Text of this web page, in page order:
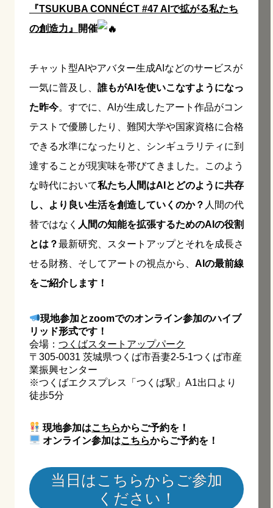
『TSUKUBA CONNÉCT #47 AIで拡がる私たち
の創造力』
開催
チャット型AIやアバター生成AIなどのサービスが
一気に普及し、 誰もがAIを使いこなすようになっ
た昨今。すでに、AIが生成したアート作品がコン
テストで優勝したり、難関大学や国家資格に合格
できる水準になったりと、シンギュラリティに到
達することが現実味を帯びてきました。このよう
な時代において私たち人間はAIとどのように共存
し、より良い生活を創造していくのか？ 人間の代
替ではなく 人間の知能を拡張するためのAIの役割
とは？最新研究、スタートアップとそれを成長さ
せる財務、そしてアートの視点から、 AIの最前線
をご紹介します！
現地参加とzoomでのオンライン参加のハイブ
リッド形式です！
会場： つくばスタートアップパーク
〒305-0031 茨城県つくば市吾妻2-5-1つくば市産
業振興センター
※つくばエクスプレス「つくば駅」A1出口より
徒歩5分
現地参加はこちらからご予約を！
オンライン参加はこちらからご予約を！
当日はこちらからご参加
ください！